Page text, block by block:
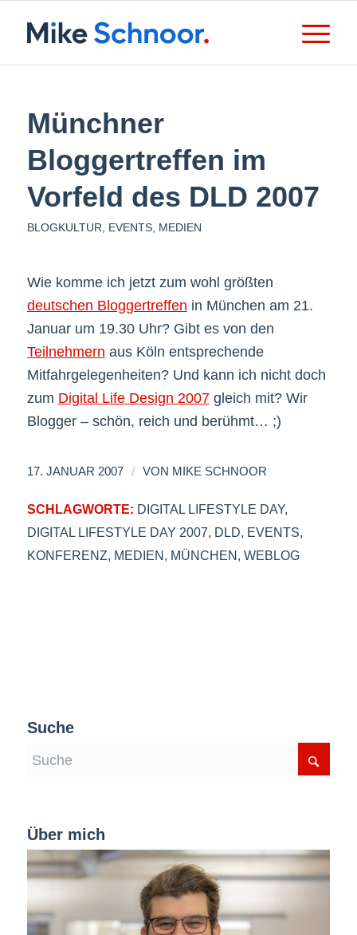
Münchner
Bloggertreffen im
Vorfeld des DLD 2007
BLOGKULTUR EVENTS, MEDIEN
Wie komme ich jetzt zum wohl größten
deutschen Bloggertreffen in München am 21.
Januar um 19.30 Uhr? Gibt es von den
Teilnehmern aus Köln entsprechende
Mitfahrgelegenheiten? Und kann ich nicht doch
zum Digital Life Design 2007gleich mit? Wir
Blogger – schön, reich und berühmt… ;)
17. JANUAR 2007 / VON MIKE SCHNOOR
SCHLAGWORTE: DIGITAL LIFESTYLE DAY,
DIGITAL LIFESTYLE DAY 2007 DLD EVENTS
KONFERENZ MEDIEN MÜNCHEN WEBLOG
Suche
Über mich